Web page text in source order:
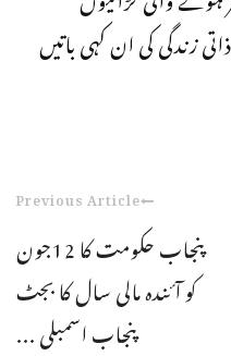
زندگی کی ان کہی باتیں
Previous Article
پنجاب حکومت کا 12جون
کو آئندہ مالی سال کا بجٹ
پنجاب اسمبلی ...